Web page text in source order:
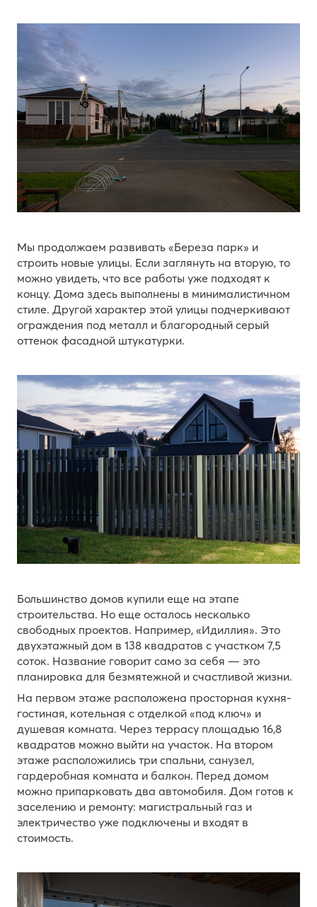
Мы продолжаем развивать «Береза парк» и
строить новые улицы. Если заглянуть на вторую, то
можно увидеть, что все работы уже подходят к
концу. Дома здесь выполнены в минималистичном
стиле. Другой характер этой улицы подчеркивают
ограждения под металл и благородный серый
оттенок фасадной штукатурки.
Большинство домов купили еще на этапе
строительства. Но еще осталось несколько
свободных проектов. Например, «Идиллия». Это
двухэтажный дом в 138 квадратов с участком 7,5
соток. Название говорит само за себя — это
планировка для безмятежной и счастливой жизни.
На первом этаже расположена просторная кухня-
гостиная, котельная с отделкой «под ключ» и
душевая комната. Через террасу площадью 16,8
квадратов можно выйти на участок. На втором
этаже расположились три спальни, санузел,
гардеробная комната и балкон. Перед домом
можно припарковать два автомобиля. Дом готов к
заселению и ремонту: магистральный газ и
электричество уже подключены и входят в
стоимость.